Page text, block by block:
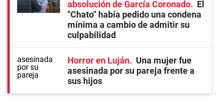
absolución de García Coronado
El
"Chato" había pedido una condena
mínima a cambio de admitir su
culpabilidad
Horror en Luján
Una mujer fue
asesinada por su pareja frente a
sus hijos